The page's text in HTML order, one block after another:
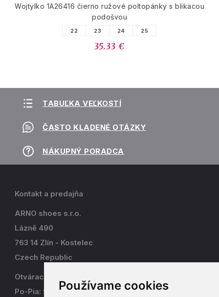
Používame cookies
Wojtylko 1A26416 čierno ružové poltopánky s blikacou
podošvou
22 23 24 25
35.33 €
TABUĽKA VEĽKOSTÍ
ČASTO KLADENÉ OTÁZKY
NÁKUPNÝ PORADCA
Kontakt a predajňa
ARNO shoes s.r.o.
Lázně 490
763 14 Zlín - Kostelec
Czech Republic
Otváracia doba
Po-Pia: 9-17